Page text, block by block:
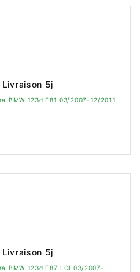
Livraison 5j
BMW 123d E81 03/2007-12/2011
Livraison 5j
BMW 123d E87 LCI 03/2007-